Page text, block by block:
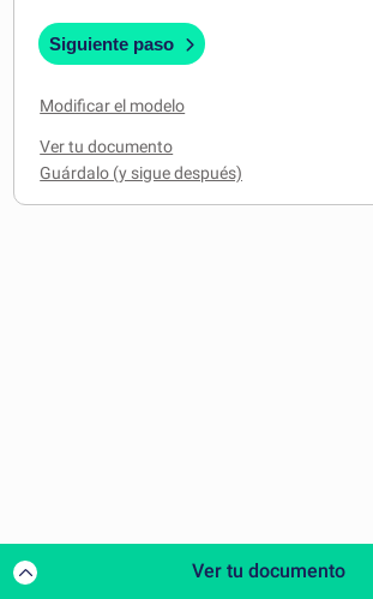
Siguiente paso
Modificar el modelo
Ver tu documento
Ver tu documento